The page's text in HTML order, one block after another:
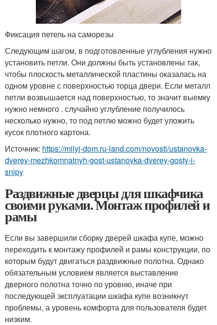
Фиксация петель на саморезы
Следующим шагом, в подготовленные углубления нужно
установить петли. Они должны быть установлены так,
чтобы плоскость металлической пластины оказалась на
одном уровне с поверхностью торца двери. Если металл
петли возвышается над поверхностью, то значит выемку
нужно немного . случайно углубление получилось
несколько нужно, то под петлю можно будет уложить
кусок плотного картона.
Источник: https://milyj-dom.ru-land.com/novosti/ustanovka-
dverey-mezhkomnatnyh-gost-ustanovka-dverey-gosty-i-
snipy
Раздвижные дверцы для шкафчика
своими руками. Монтаж профилей и
рамы
Если вы завершили сборку дверей шкафа купе, можно
переходить к монтажу профилей и рамы конструкции, по
которым будут двигаться раздвижные полотна. Однако
обязательным условием является выставление
дверного полотна точно по уровню, иначе при
последующей эксплуатации шкафа купе возникнут
проблемы, а уровень комфорта для пользователя будет
низким.